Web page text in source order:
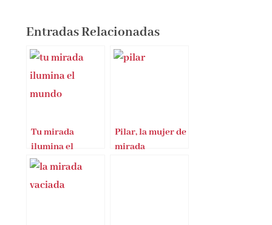
Entradas Relacionadas
Tu mirada
ilumina el
mundo
Pilar, la mujer de
mirada